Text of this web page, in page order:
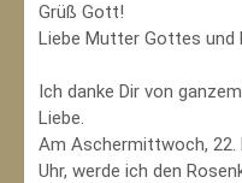
Grüß Gott!
Liebe Mutter Gottes und
Ich danke Dir von
Liebe.
Am Aschermittwoch, 22.
Uhr, werde ich den